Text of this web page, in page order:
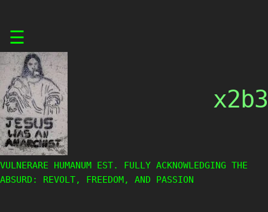
content
☰
x2b3
VULNERARE HUMANUM EST. FULLY ACKNOWLEDGING THE
ABSURD: REVOLT, FREEDOM, AND PASSION